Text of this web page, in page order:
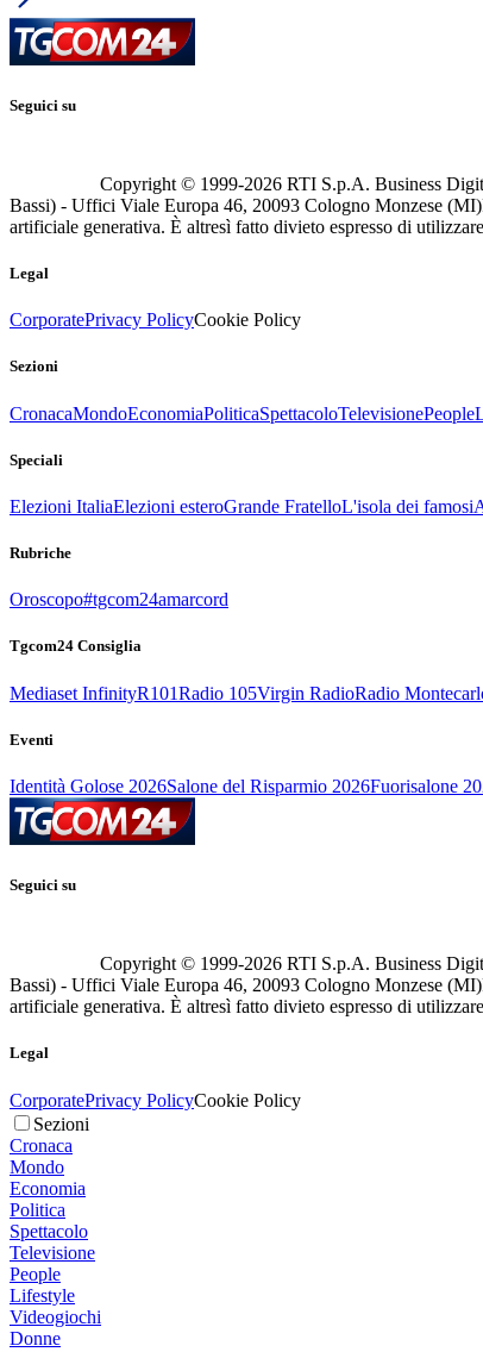
Seguici su
Copyright © 1999-2026 RTI S.p.A. Business
Bassi) - Uffici Viale Europa 46, 20093 Cologno Monzese (MI)
artificiale generativa. È altresì fatto divieto espresso di
Legal
CorporatePrivacy PolicyCookie Policy
Sezioni
CronacaMondoEconomiaPoliticaSpettacoloTelevisionePeople
Speciali
Elezioni ItaliaElezioni esteroGrande FratelloL'isola dei famosi
Rubriche
Oroscopo#tgcom24amarcord
Tgcom24 Consiglia
Mediaset InfinityR101Radio 105Virgin RadioRadio
Eventi
Identità Golose 2026Salone del Risparmio 2026Fuorisalone
Seguici su
Copyright © 1999-2026 RTI S.p.A. Business
Bassi) - Uffici Viale Europa 46, 20093 Cologno Monzese (MI)
artificiale generativa. È altresì fatto divieto espresso di
Legal
CorporatePrivacy PolicyCookie Policy
Sezioni
Cronaca
Mondo
Economia
Politica
Spettacolo
Televisione
People
Lifestyle
Videogiochi
Donne